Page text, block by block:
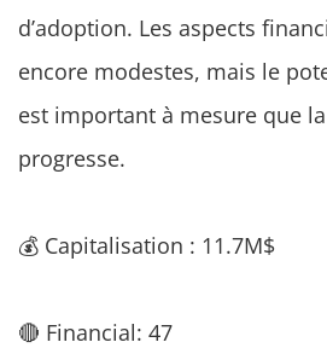
d’adoption. Les aspects
encore modestes, mais le
est important à mesure que
progresse.
💰 Capitalisation : 11.7M$
🔴 Financial: 47